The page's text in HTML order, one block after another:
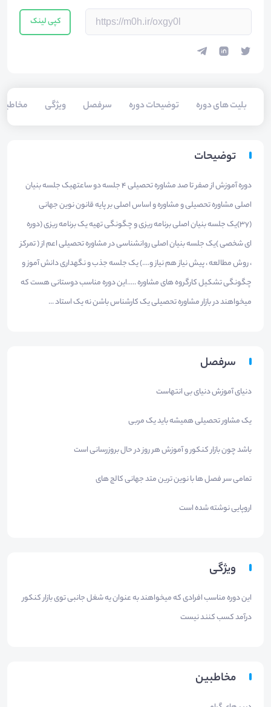
کپی لینک
بلیت های دوره توضیحات دوره سرفصل ویژگی
توضیحات
دوره آموزش از صفر تا صد مشاوره تحصیلی ۴ جلسه دو ساعتهیک جلسه بنیان
اصلی مشاوره تحصیلی و مشاوره و اساس اصلی بر پایه قانون نوین جهانی
(3y)یک جلسه بنیان اصلی برنامه ریزی و چگونگی تهیه یک برنامه ریزی (دوره
ای شخصی )یک جلسه بنیان اصلی روانشناسی در مشاوره تحصیلی اعم از ( تمرکز
، روش مطالعه ، پیش نیاز هم نیاز و....) یک جلسه جذب و نگهداری دانش آموز و
چگونگی تشکیل کارگروه های مشاوره .....این دوره مناسب دوستانی هست که
میخواهند در بازار مشاوره تحصیلی یک کارشناس باشن نه یک استاد ...
سرفصل
دنیای آموزش دنیای بی انتهاست
یک مشاور تحصیلی همیشه باید یک مربی
باشد چون بازار کنکور و آموزش هر روز در حال بروزرسانی است
تمامی سر فصل ها با نوین ترین متد جهانی کالج های
اروپایی نوشته شده است
ویژگی
این دوره مناسب افرادی که میخواهند به عنوان یه شغل جانبی توی بازار کنکور
درآمد کسب کنند نیست
مخاطبین